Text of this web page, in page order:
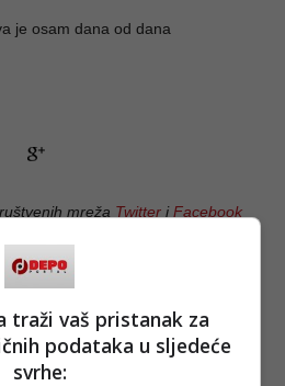
je osam dana od dana
mreža Twitter iFacebook
traži vaš pristanak za
podataka u sljedeće
svrhe: